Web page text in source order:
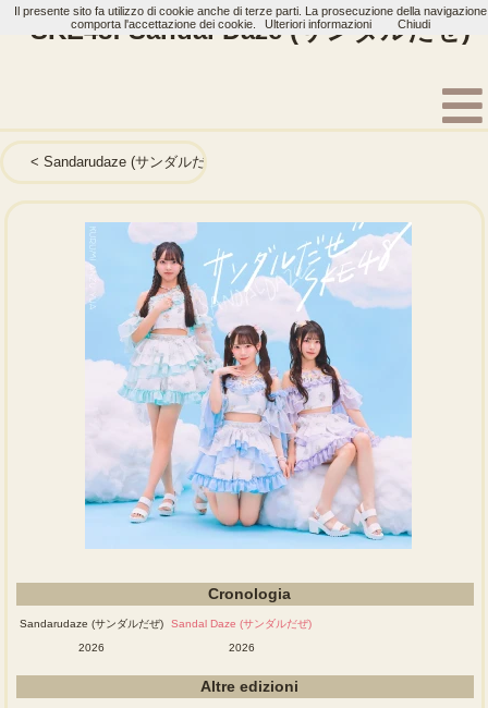
SKE48: Sandal Daze (サンダルだぜ)
Sandarudaze (サンダルだぜ)
Cronologia
Sandarudaze (サンダルだぜ)
2026
Sandal Daze (サンダルだぜ)
2026
Altre edizioni
Il presente sito fa utilizzo di cookie anche di terze parti. La prosecuzione della navigazione
comporta l'accettazione dei cookie.
Ulteriori informazioni Chiudi